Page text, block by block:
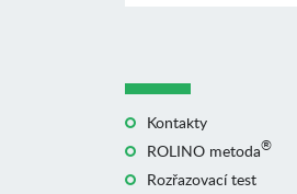
Kontakty
ROLINO metoda®
Rozřazovací test